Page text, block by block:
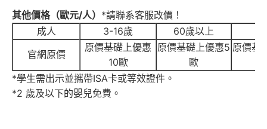
其他價格（歐元/人） *請聯系客服改價！
成人
3-16歲 60歲以上
官網原價
原價基礎上優惠
10歐
原價基礎上優惠5
歐
原價基
*學生需出示並攜帶ISA卡或等效證件。
*2 歲及以下的嬰兒免費。